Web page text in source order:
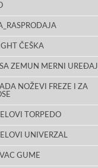
ČEŠKA
ZEMUN MERNI UREĐAJI
NOŽEVI FREZE I ZA
TORPEDO
UNIVERZAL
GUME